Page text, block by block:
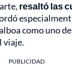
resaltó las
como uno
viaje.
PUBLICIDAD